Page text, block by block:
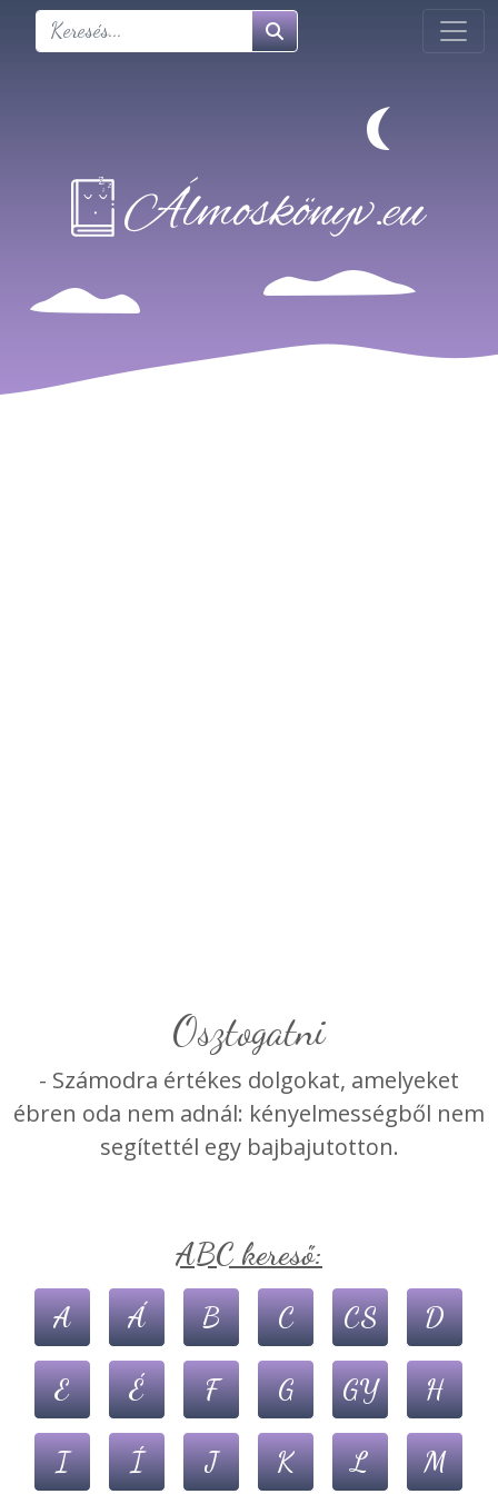
osztogatni
- Számodra értékes dolgokat, amelyeket
ébren oda nem adnál: kényelmességből nem
segítettél egy bajbajutotton.
ABC kereső:
A Á B C CS D
E É F G GY H
I Í J K L M